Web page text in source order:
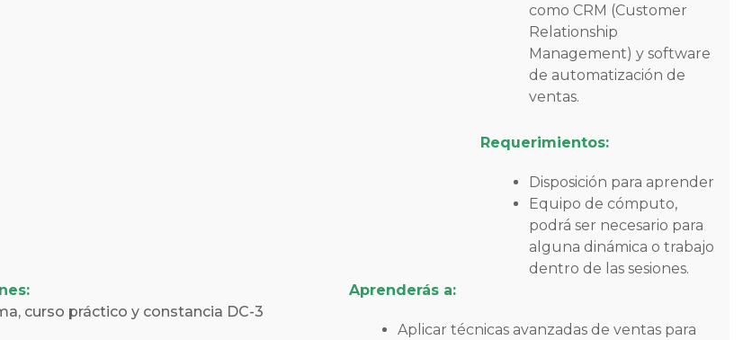
como CRM (Customer
Relationship
Management) y software
de automatización de
ventas.
Requerimientos:
Disposición para aprender
Equipo de cómputo,
podrá ser necesario para
alguna dinámica o trabajo
dentro de las sesiones.
curso práctico y constancia DC-3
Aprenderás a:
Aplicar técnicas avanzadas de ventas para